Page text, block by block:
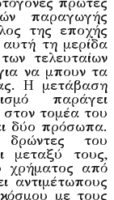
παραγωγής
της εποχής
τη μερίδα
τελευταίων
να μπουν τα
Η μετάβαση
παράγει
τομέα του
δύο πρόσωπα.
του
μεταξύ τους,
χρήματος από
αντιμέτωπους
με τους